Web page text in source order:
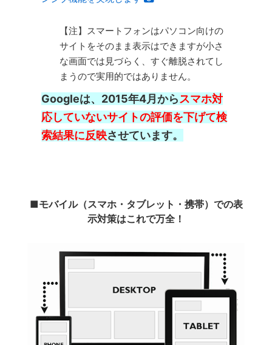
【注】スマートフォンはパソコン向けの
サイトをそのまま表示はできますが小さ
な画面では見づらく、すぐ離脱されてし
まうので実用的ではありません。
Googleは、2015年4月からスマホ対
応していないサイトの評価を下げて検
索結果に反映させています。
■モバイル（スマホ・タブレット・携帯）での表
示対策はこれで万全！